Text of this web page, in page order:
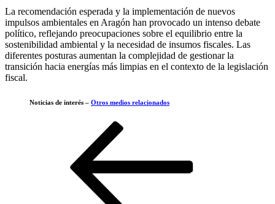
La recomendación esperada y la implementación de nuevos
impulsos ambientales en Aragón han provocado un intenso debate
político, reflejando preocupaciones sobre el equilibrio entre la
sostenibilidad ambiental y la necesidad de insumos fiscales. Las
diferentes posturas aumentan la complejidad de gestionar la
transición hacia energías más limpias en el contexto de la legislación
fiscal.
Noticias de interés – Otros medios relacionados